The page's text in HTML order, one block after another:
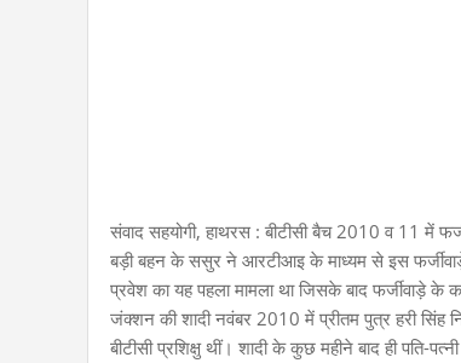
संवाद सहयोगी, हाथरस : बीटीसी बैच 2010 व 11 में
बड़ी बहन के ससुर ने आरटीआइ के माध्यम से इस
प्रवेश का यह पहला मामला था जिसके बाद फर्जीवाड़े के
जंक्शन की शादी नवंबर 2010 में प्रीतम पुत्र हरी सिंह
बीटीसी प्रशिक्षु थीं। शादी के कुछ महीने बाद ही